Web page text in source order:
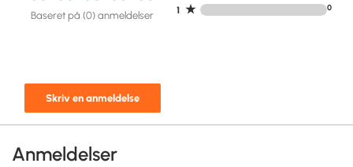
Baseret på (0) anmeldelser
Skriv en anmeldelse
1 ★ 0
Anmeldelser